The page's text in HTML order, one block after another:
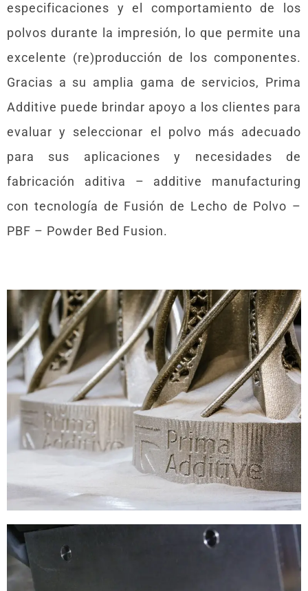
especificaciones y el comportamiento de los
polvos durante la impresión, lo que permite una
excelente (re)producción de los componentes.
Gracias a su amplia gama de servicios, Prima
Additive puede brindar apoyo a los clientes para
evaluar y seleccionar el polvo más adecuado
para sus aplicaciones y necesidades de
fabricación aditiva – additive manufacturing
con tecnología de Fusión de Lecho de Polvo –
PBF – Powder Bed Fusion.